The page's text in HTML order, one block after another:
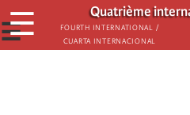
Aller
au
contenu
Quatrième
Fourth International /
Cuarta Internacional
☰
☰